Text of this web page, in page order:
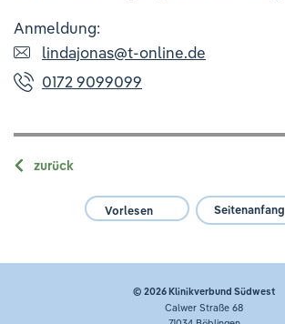
Anmeldung:
lindajonas@t-online.de
0172 9099099
zurück
Vorlesen Seitenanfang
© 2026Klinikverbund Südwest
Calwer Straße 68